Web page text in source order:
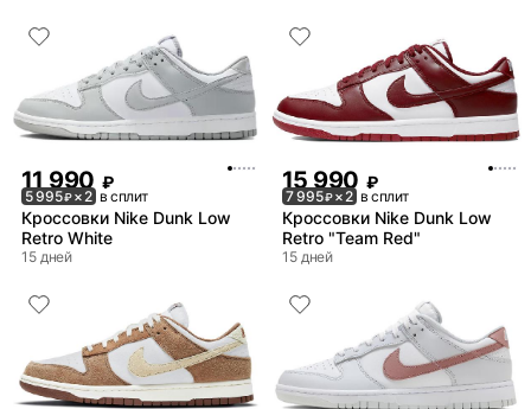
11 990 ₽
5 995₽× 2 в сплит
Кроссовки Nike Dunk Low
Retro White
15 дней
15 990 ₽
7 995₽× 2 в сплит
Кроссовки Nike Dunk Low
Retro "Team Red"
15 дней